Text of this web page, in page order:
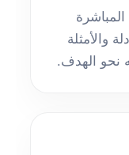
المباشرة
والأمثلة
نحو الهدف.